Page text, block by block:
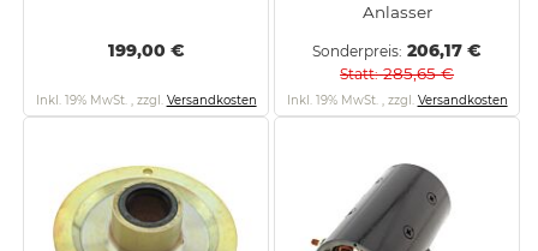
199,00 €
Inkl. 19% MwSt. , zzgl. Versandkosten
Anlasser
Sonderpreis 206,17 €
Statt 285,65 €
Inkl. 19% MwSt. , zzgl. Versandkosten